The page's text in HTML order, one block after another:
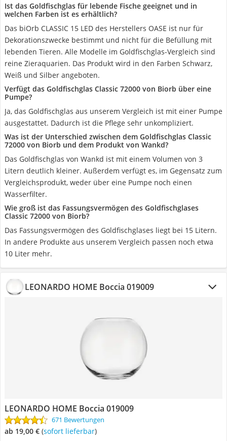
Ist das Goldfischglas für lebende Fische geeignet und in
welchen Farben ist es erhältlich?
Das biOrb CLASSIC 15 LED des Herstellers OASE ist nur für
Dekorationszwecke bestimmt und nicht für die Befüllung mit
lebenden Tieren. Alle Modelle im Goldfischglas-Vergleich sind
reine Zieraquarien. Das Produkt wird in den Farben Schwarz,
Weiß und Silber angeboten.
Verfügt das Goldfischglas Classic 72000 von Biorb über eine
Pumpe?
Ja, das Goldfischglas aus unserem Vergleich ist mit einer Pumpe
ausgestattet. Dadurch ist die Pflege sehr unkompliziert.
Was ist der Unterschied zwischen dem Goldfischglas Classic
72000 von Biorb und dem Produkt von Wankd?
Das Goldfischglas von Wankd ist mit einem Volumen von 3
Litern deutlich kleiner. Außerdem verfügt es, im Gegensatz zum
Vergleichsprodukt, weder über eine Pumpe noch einen
Wasserfilter.
Wie groß ist das Fassungsvermögen des Goldfischglases
Classic 72000 von Biorb?
Das Fassungsvermögen des Goldfischglases liegt bei 15 Litern.
In andere Produkte aus unserem Vergleich passen noch etwa
10 Liter mehr.
LEONARDO HOME Boccia 019009
LEONARDO HOME Boccia 019009
671 Bewertungen
ab 19,00 € ( Sofort lieferbar)